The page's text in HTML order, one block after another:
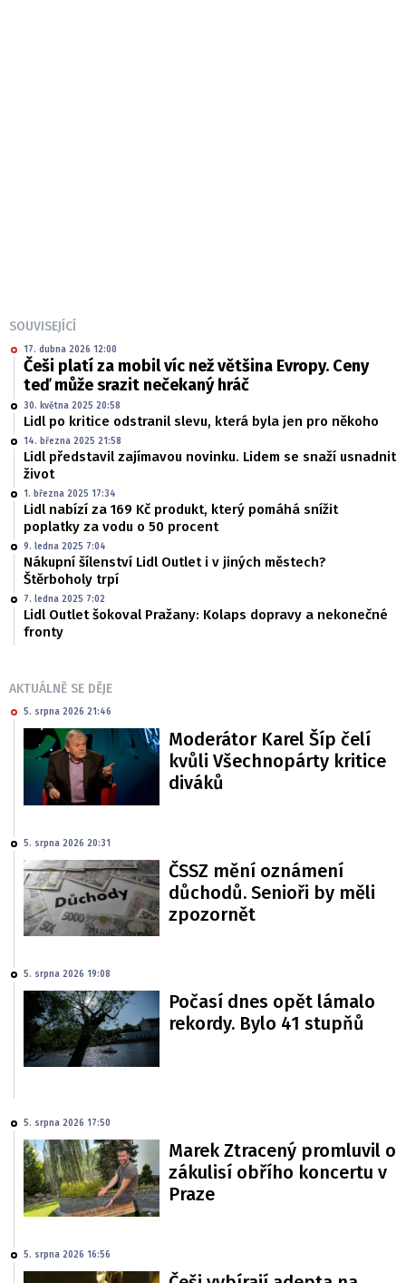
SOUVISEJÍCÍ
17. dubna 2026 12:00
Češi platí za mobil víc než většina Evropy. Ceny
teď může srazit nečekaný hráč
30. května 2025 20:58
Lidl po kritice odstranil slevu, která byla jen pro někoho
14. března 2025 21:58
Lidl představil zajímavou novinku. Lidem se snaží usnadnit
život
1. března 2025 17:34
Lidl nabízí za 169 Kč produkt, který pomáhá snížit
poplatky za vodu o 50 procent
9. ledna 2025 7:04
Nákupní šílenství Lidl Outlet i v jiných městech?
Štěrboholy trpí
7. ledna 2025 7:02
Lidl Outlet šokoval Pražany: Kolaps dopravy a nekonečné
fronty
AKTUÁLNĚ SE DĚJE
5. srpna 2026 21:46
Moderátor Karel Šíp čelí
kvůli Všechnopárty kritice
diváků
5. srpna 2026 20:31
ČSSZ mění oznámení
důchodů. Senioři by měli
zpozornět
5. srpna 2026 19:08
Počasí dnes opět lámalo
rekordy. Bylo 41 stupňů
5. srpna 2026 17:50
Marek Ztracený promluvil o
zákulisí obřího koncertu v
Praze
5. srpna 2026 16:56